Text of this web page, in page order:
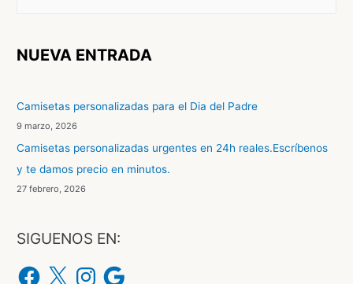
c
p
o
r
:
NUEVA ENTRADA
Camisetas personalizadas para el Dia del Padre
9 marzo, 2026
Camisetas personalizadas urgentes en 24h reales.Escríbenos
y te damos precio en minutos.
27 febrero, 2026
SIGUENOS EN:
F
a
X
n
G
o